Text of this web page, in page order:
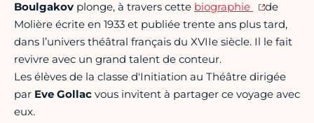
Boulgakov plonge, à travers cette biographie
de
Molière écrite en 1933 et publiée trente ans plus tard,
dans l’univers théâtral français du XVIIe siècle. Il le fait
revivre avec un grand talent de conteur.
Les élèves de la classe d'Initiation au Théâtre dirigée
par Eve Gollac vous invitent à partager ce voyage avec
eux.